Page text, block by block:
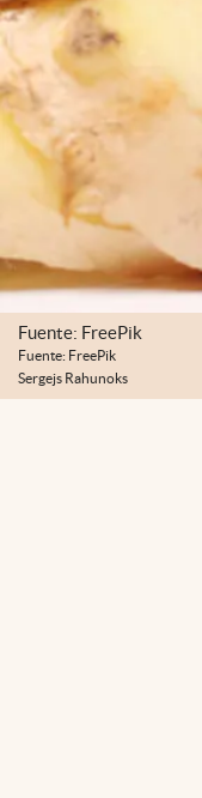
Fuente: FreePik
Fuente: FreePik
Sergejs Rahunoks